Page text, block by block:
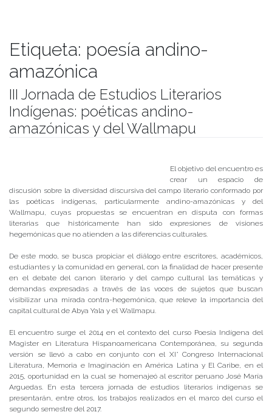
Etiqueta: poesía andino-
amazónica
III Jornada de Estudios Literarios
Indígenas: poéticas andino-
amazónicas y del Wallmapu
El objetivo del encuentro es
crear un espacio de
discusión sobre la diversidad discursiva del campo literario conformado por
las poéticas indígenas, particularmente andino-amazónicas y del
Wallmapu, cuyas propuestas se encuentran en disputa con formas
literarias que históricamente han sido expresiones de visiones
hegemónicas que no atienden a las diferencias culturales.
De este modo, se busca propiciar el diálogo entre escritores, académicos,
estudiantes y la comunidad en general, con la finalidad de hacer presente
en el debate del canon literario y del campo cultural las temáticas y
demandas expresadas a través de las voces de sujetos que buscan
visibilizar una mirada contra-hegemónica, que releve la importancia del
capital cultural de Abya Yala y el Wallmapu.
El encuentro surge el 2014 en el contexto del curso Poesía Indígena del
Magister en Literatura Hispanoamericana Contemporánea, su segunda
versión se llevó a cabo en conjunto con el XI° Congreso Internacional
Literatura, Memoria e Imaginación en América Latina y El Caribe, en el
2015, oportunidad en la cual se homenajeó al escritor peruano José María
Arguedas. En esta tercera jornada de estudios literarios indígenas se
presentarán, entre otros, los trabajos realizados en el marco del curso el
segundo semestre del 2017.